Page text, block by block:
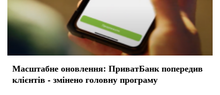
Масштабне оновлення: ПриватБанк попередив
клієнтів - змінено головну програму